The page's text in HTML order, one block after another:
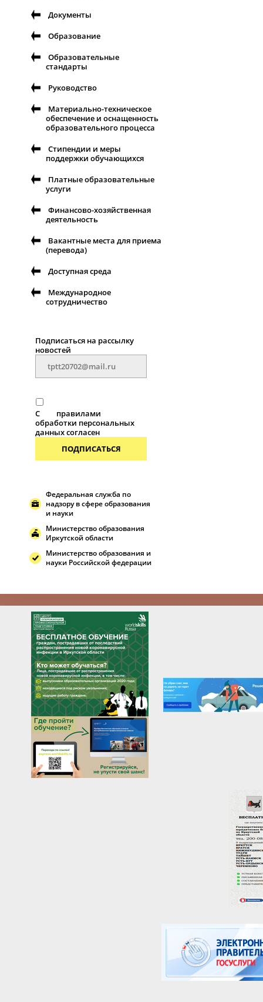
Документы
Образование
Образовательные
стандарты
Руководство
Материально-техническое
обеспечение и оснащенность
образовательного процесса
Стипендии и меры
поддержки обучающихся
Платные образовательные
услуги
Финансово-хозяйственная
деятельность
Вакантные места для приема
(перевода)
Доступная среда
Международное
сотрудничество
Подписаться на рассылку
новостей
С
правилами
обработки персональных
данных согласен
ПОДПИСАТЬСЯ
Федеральная служба по
надзору в сфере образования
и науки
Министерство образования
Иркутской области
Министерство образования и
науки Российской федерации